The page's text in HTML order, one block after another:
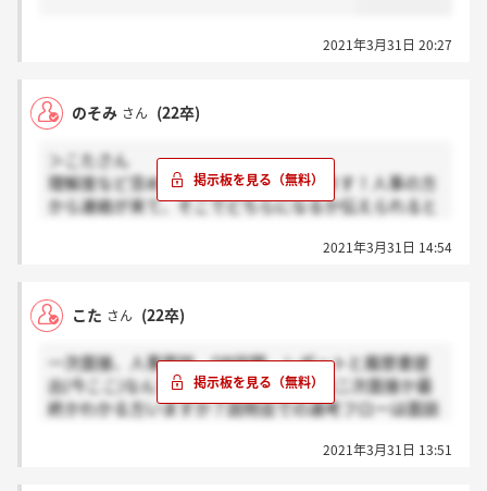
2021年3月31日 20:27
のそみ さん (22卒)
＞こたさん
理解度など含めて、個人によって違います！人事の方
から連絡が来て、そこでどちらになるか伝えられると
2021年3月31日 14:54
こた さん (22卒)
一次面接、人事面談、OB訪問、レポートと履歴書提
出(今ここ)なんですが、この次の面接は二次面接か最
終かわかる方いますか？説明会での選考フローは面談
2021年3月31日 13:51